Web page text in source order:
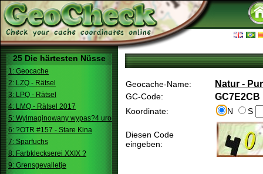
25 Die härtesten Nüsse
1: Geocache
2: LZQ - Rätsel
3: LPQ - Rätsel
4: LMQ - Rätsel 2017
5: Wyimaginowany wypas?4 urodziny
6: ?OTR #157 - Stare Kina
7: Sparfuchs
8: Farbkleckserei XXIX ?
9: Grensgevalletje
Geocache-Name: Natur - Pur
GC-Code: GC7E2CB
Koordinate: N S
Diesen Code
eingeben: